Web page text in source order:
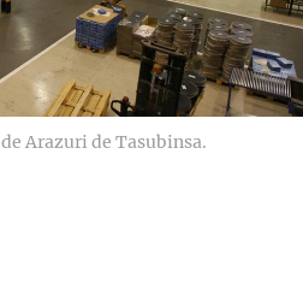
Arazuri de Tasubinsa.